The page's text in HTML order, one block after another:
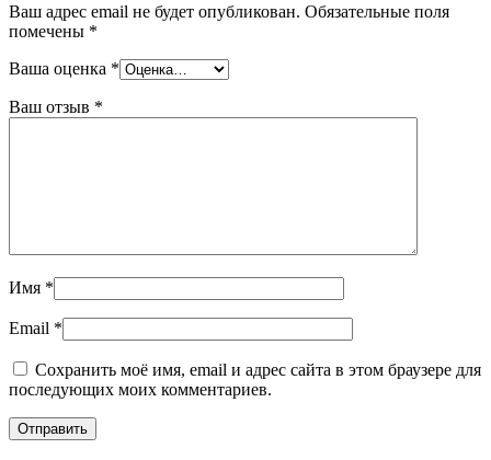
Ваш адрес email не будет опубликован. Обязательные поля
помечены *
Ваша оценка *
Ваш отзыв *
Имя *
Email *
Сохранить моё имя, email и адрес сайта в этом браузере для
последующих моих комментариев.